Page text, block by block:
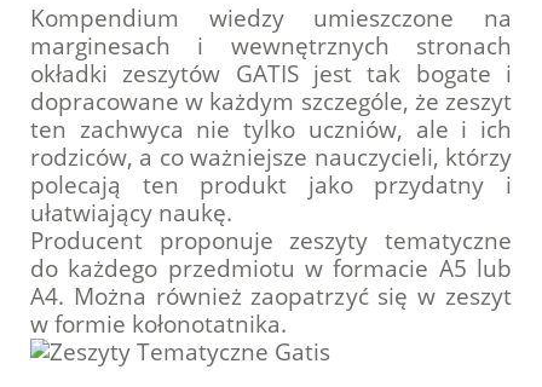
Kompendium wiedzy umieszczone na
marginesach i wewnętrznych stronach
okładki zeszytów GATIS jest tak bogate i
dopracowane w każdym szczególe, że zeszyt
ten zachwyca nie tylko uczniów, ale i ich
rodziców, a co ważniejsze nauczycieli, którzy
polecają ten produkt jako przydatny i
ułatwiający naukę.
Producent proponuje zeszyty tematyczne
do każdego przedmiotu w formacie A5 lub
A4. Można również zaopatrzyć się w zeszyt
w formie kołonotatnika.